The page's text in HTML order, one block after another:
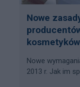
Nowe
kosmetyków
Nowe
2013 r. Jak im